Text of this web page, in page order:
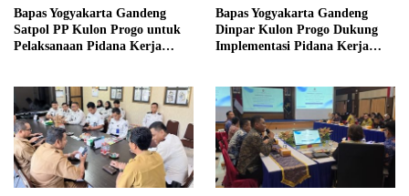
Bapas Yogyakarta Gandeng
Satpol PP Kulon Progo untuk
Pelaksanaan Pidana Kerja
Bapas Yogyakarta Gandeng
Dinpar Kulon Progo Dukung
Implementasi Pidana Kerja